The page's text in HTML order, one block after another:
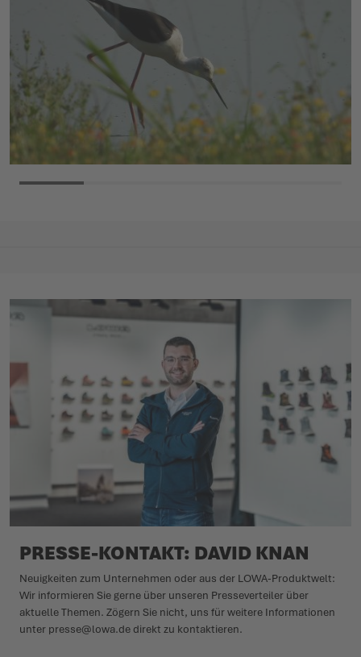
PRESSE-KONTAKT: DAVID KNAN
Neuig­keiten zum Unter­nehmen oder aus der LOWA-Produktwelt:
Wir infor­mieren Sie gerne über unseren Pres­se­ver­teiler über
aktuelle Themen. Zögern Sie nicht, uns für weitere Informationen
unter presse@lowa.de direkt zu kontaktieren.